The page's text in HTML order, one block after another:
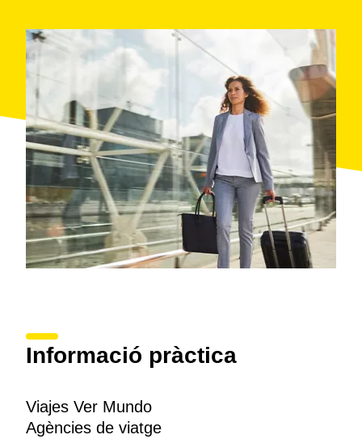
Informació pràctica
Viajes Ver Mundo
Agències de viatge